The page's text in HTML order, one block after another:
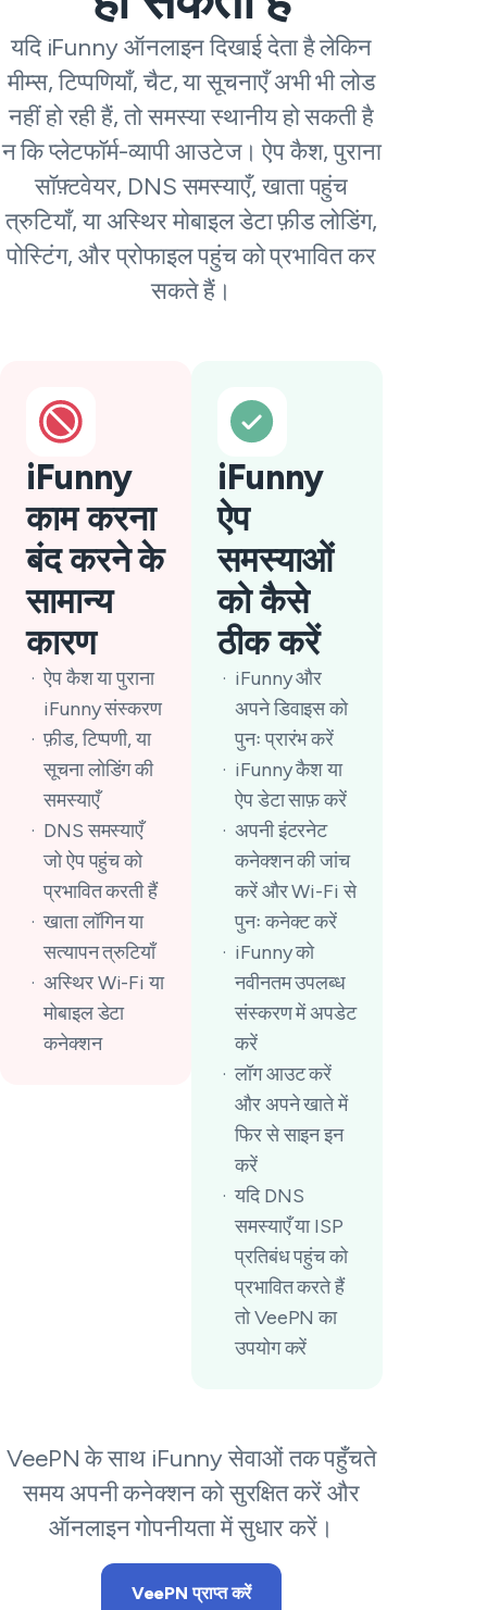
यदि iFunny ऑनलाइन दिखाई देता है लेकिन
मीम्स, टिप्पणियाँ, चैट, या सूचनाएँ अभी भी लोड
नहीं हो रही हैं, तो समस्या स्थानीय हो सकती है
न कि प्लेटफॉर्म-व्यापी आउटेज। ऐप कैश, पुराना
सॉफ़्टवेयर, DNS समस्याएँ, खाता पहुंच
त्रुटियाँ, या अस्थिर मोबाइल डेटा फ़ीड लोडिंग,
पोस्टिंग, और प्रोफाइल पहुंच को प्रभावित कर
सकते हैं।
iFunny
काम करना
बंद करने के
सामान्य
कारण
ऐप कैश या पुराना
iFunny संस्करण
फ़ीड, टिप्पणी, या
सूचना लोडिंग की
समस्याएँ
DNS समस्याएँ
जो ऐप पहुंच को
प्रभावित करती हैं
खाता लॉगिन या
सत्यापन त्रुटियाँ
अस्थिर Wi-Fi या
मोबाइल डेटा
कनेक्शन
iFunny
ऐप
समस्याओं
को कैसे
ठीक करें
iFunny और
अपने डिवाइस को
पुनः प्रारंभ करें
iFunny कैश या
ऐप डेटा साफ़ करें
अपनी इंटरनेट
कनेक्शन की जांच
करें और Wi-Fi से
पुनः कनेक्ट करें
iFunny को
नवीनतम उपलब्ध
संस्करण में अपडेट
करें
लॉग आउट करें
और अपने खाते में
फिर से साइन इन
करें
यदि DNS
समस्याएँ या ISP
प्रतिबंध पहुंच को
प्रभावित करते हैं
तो VeePN का
उपयोग करें
VeePN के साथ iFunny सेवाओं तक पहुँचते
समय अपनी कनेक्शन को सुरक्षित करें और
ऑनलाइन गोपनीयता में सुधार करें।
VeePN प्राप्त करें